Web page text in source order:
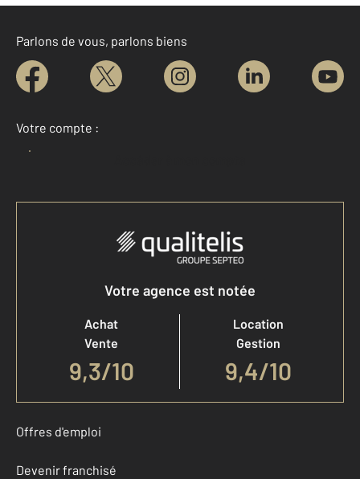
Parlons de vous, parlons biens
Votre compte :
Votre agence est notée
Achat
Vente
9,3/10
Location
Gestion
9,4/10
Offres d'emploi
Devenir franchisé